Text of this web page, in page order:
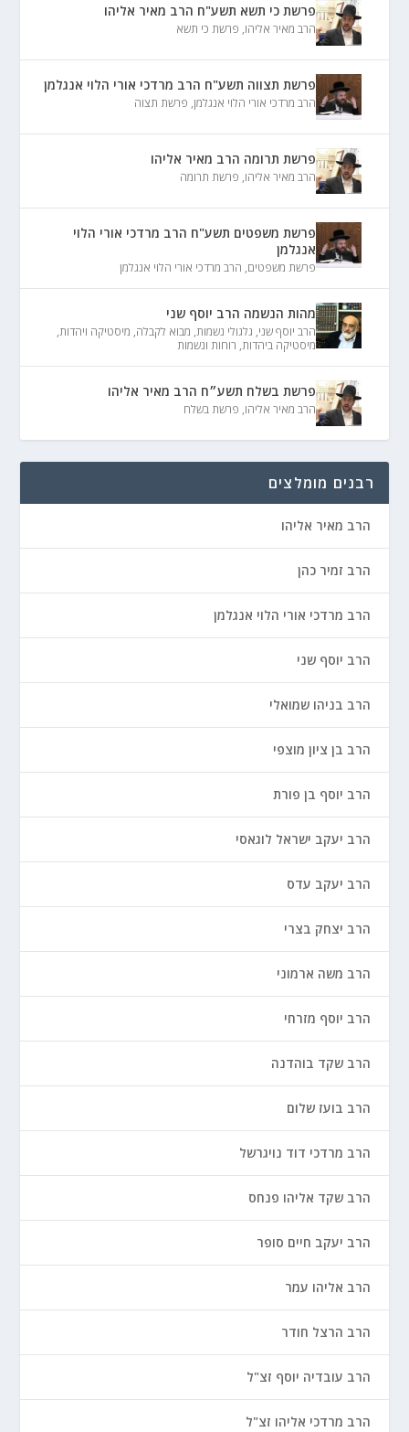
פרשת כי תשא תשע"ח הרב מאיר אליהו
הרב מאיר אליהו, פרשת כי תשא
פרשת תצווה תשע"ח הרב מרדכי אורי הלוי אנגלמן
הרב מרדכי אורי הלוי אנגלמן, פרשת תצוה
פרשת תרומה הרב מאיר אליהו
הרב מאיר אליהו, פרשת תרומה
פרשת משפטים תשע"ח הרב מרדכי אורי הלוי
אנגלמן
פרשת משפטים, הרב מרדכי אורי הלוי אנגלמן
מהות הנשמה הרב יוסף שני
הרב יוסף שני, גלגולי נשמות, מבוא לקבלה, מיסטיקה ויהדות,
מיסטיקה ביהדות, רוחות ונשמות
פרשת בשלח תשע״ח הרב מאיר אליהו
הרב מאיר אליהו, פרשת בשלח
רבנים מומלצים
הרב מאיר אליהו
הרב זמיר כהן
הרב מרדכי אורי הלוי אנגלמן
הרב יוסף שני
הרב בניהו שמואלי
הרב בן ציון מוצפי
הרב יוסף בן פורת
הרב יעקב ישראל לוגאסי
הרב יעקב עדס
הרב יצחק בצרי
הרב משה ארמוני
הרב יוסף מזרחי
הרב שקד בוהדנה
הרב בועז שלום
הרב מרדכי דוד נויגרשל
הרב שקד אליהו פנחס
הרב יעקב חיים סופר
הרב אליהו עמר
הרב הרצל חודר
הרב עובדיה יוסף זצ"ל
הרב מרדכי אליהו זצ"ל